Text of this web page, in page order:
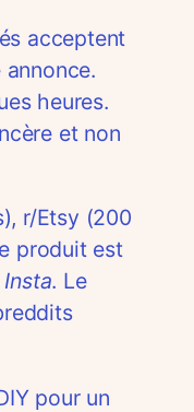
acceptent
heures.
et non
r/Etsy (200
produit est
. Le
pour un